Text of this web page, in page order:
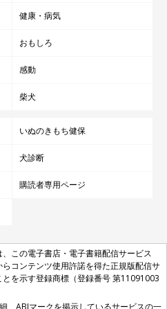
健康・病気
おもしろ
感動
柴犬
いぬのきもち健保
犬診断
購読者専用ページ
、この電子書店・電子書籍配信サービス
コンテンツ使用許諾を得た正規版配信サ
とを示す登録商標（登録番号 第11091003